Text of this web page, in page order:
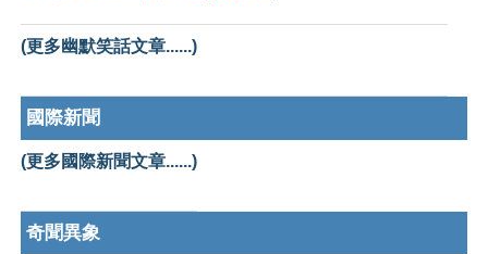
(更多幽默笑話文章......)
國際新聞
(更多國際新聞文章......)
奇聞異象